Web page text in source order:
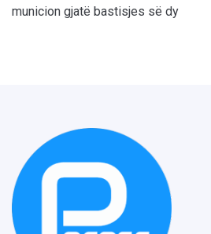
municion gjatë bastisjes së dy